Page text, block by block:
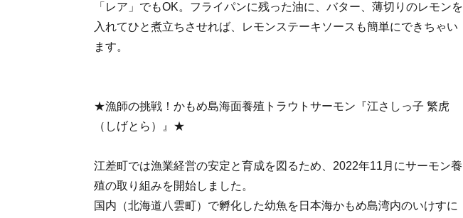
「レア」でもOK。フライパンに残った油に、バター、薄切りのレモンを
入れてひと煮立ちさせれば、レモンステーキソースも簡単にできちゃい
ます。
★漁師の挑戦！かもめ島海面養殖トラウトサーモン『江さしっ子 繁虎
（しげとら）』★
江差町では漁業経営の安定と育成を図るため、2022年11月にサーモン養
殖の取り組みを開始しました。
国内（北海道八雲町）で孵化した幼魚を日本海かもめ島湾内のいけすに